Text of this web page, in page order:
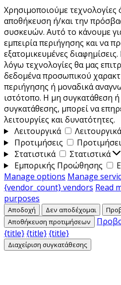
Χρησιμοποιούμε τεχνολογίες
αποθήκευση ή/και την
συσκευών. Αυτό το κάνουμε
εμπειρία περιήγησης και να
εξατομικευμένες
λόγω τεχνολογίες θα μας
δεδομένα προσωπικού
περιήγησης ή μοναδικά
ιστότοπο. Η μη συγκατάθεση
συγκατάθεσης, μπορεί να
λειτουργίες και δυνατότητες.
Λειτουργικά
Λειτουργικά
Προτιμήσεις
Στατιστικά
Στατιστικά
Εμπορικής Προώθησης
Manage options Manage
{vendor_count} vendors Read
purposes
Αποδοχή Δεν αποδέχομαι
Αποθήκευση προτιμήσεων
{title}{title}{title}
Διαχείριση συγκατάθεσης